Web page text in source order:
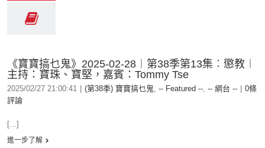
《寶寶搞乜鬼》2025-02-28︱第38季第13集︰懲教︱
主持：寶珠、寶堅，嘉賓：Tommy Tse
2025/02/27 21:00:41 (第38季) 寶寶搞乜鬼, -- Featured --, -- 網台 --
0條
評論
[...]
進一步了解